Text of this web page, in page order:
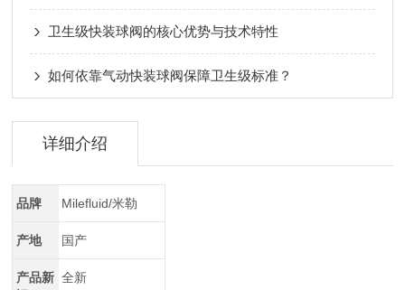
卫生级快装球阀的核心优势与技术特性
如何依靠气动快装球阀保障卫生级标准？
详细介绍
品牌 Milefluid/米勒
产地 国产
产品新 全新